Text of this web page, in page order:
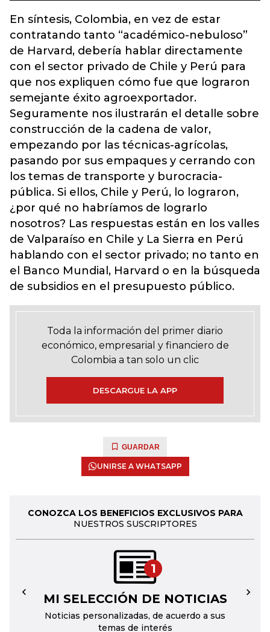
En síntesis, Colombia, en vez de estar
contratando tanto “académico-nebuloso”
de Harvard, debería hablar directamente
con el sector privado de Chile y Perú para
que nos expliquen cómo fue que lograron
semejante éxito agroexportador.
Seguramente nos ilustrarán el detalle sobre
construcción de la cadena de valor,
empezando por las técnicas-agrícolas,
pasando por sus empaques y cerrando con
los temas de transporte y burocracia-
pública. Si ellos, Chile y Perú, lo lograron,
¿por qué no habríamos de lograrlo
nosotros? Las respuestas están en los valles
de Valparaíso en Chile y La Sierra en Perú
hablando con el sector privado; no tanto en
el Banco Mundial, Harvard o en la búsqueda
de subsidios en el presupuesto público.
Toda la información del primer diario
económico, empresarial y financiero de
Colombia a tan solo un clic
DESCARGUE LA APP
GUARDAR
UNIRSE A WHATSAPP
CONOZCA LOS BENEFICIOS EXCLUSIVOS PARA
NUESTROS SUSCRIPTORES
1
MI SELECCIÓN DE NOTICIAS
Noticias personalizadas, de acuerdo a sus
temas de interés
← →